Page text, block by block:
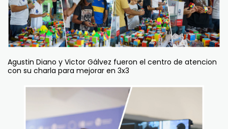
Agustin Diano y Victor Gálvez fueron el centro de atencion
con su charla para mejorar en 3x3